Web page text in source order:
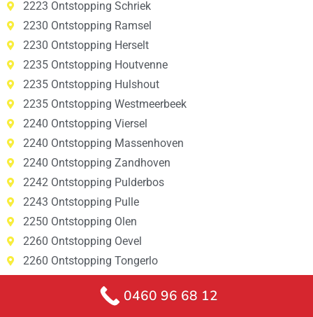
2223 Ontstopping Schriek
2230 Ontstopping Ramsel
2230 Ontstopping Herselt
2235 Ontstopping Houtvenne
2235 Ontstopping Hulshout
2235 Ontstopping Westmeerbeek
2240 Ontstopping Viersel
2240 Ontstopping Massenhoven
2240 Ontstopping Zandhoven
2242 Ontstopping Pulderbos
2243 Ontstopping Pulle
2250 Ontstopping Olen
2260 Ontstopping Oevel
2260 Ontstopping Tongerlo
2260 Ontstopping Zoerle-Parwijs
0460 96 68 12